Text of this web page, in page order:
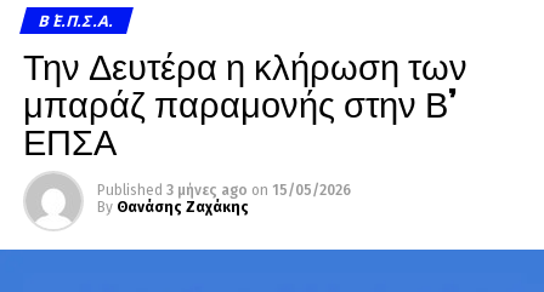
Β΄ Ε.Π.Σ.Α.
Την Δευτέρα η κλήρωση των
μπαράζ παραμονής στην Β’
ΕΠΣΑ
Published 3 μήνες ago on 15/05/2026
By Θανάσης Ζαχάκης